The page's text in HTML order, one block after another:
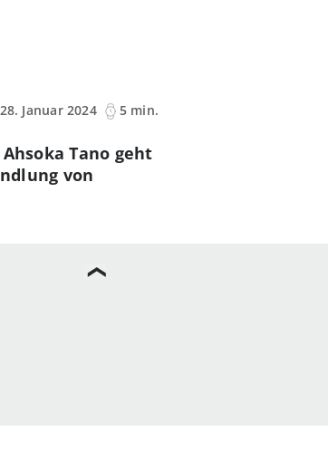
28. Januar 2024
5 min.
Tano geht
von